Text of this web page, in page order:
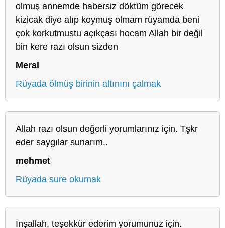
olmuş annemde habersiz döktüm görecek
kizicak diye alıp koymuş olmam rüyamda beni
çok korkutmustu açıkçası hocam Allah bir değil
bin kere razı olsun sizden
Meral
Rüyada ölmüş birinin altınını çalmak
Allah razı olsun değerli yorumlarınız için. Tşkr
eder saygılar sunarım..
mehmet
Rüyada sure okumak
İnşallah, teşekkür ederim yorumunuz için.